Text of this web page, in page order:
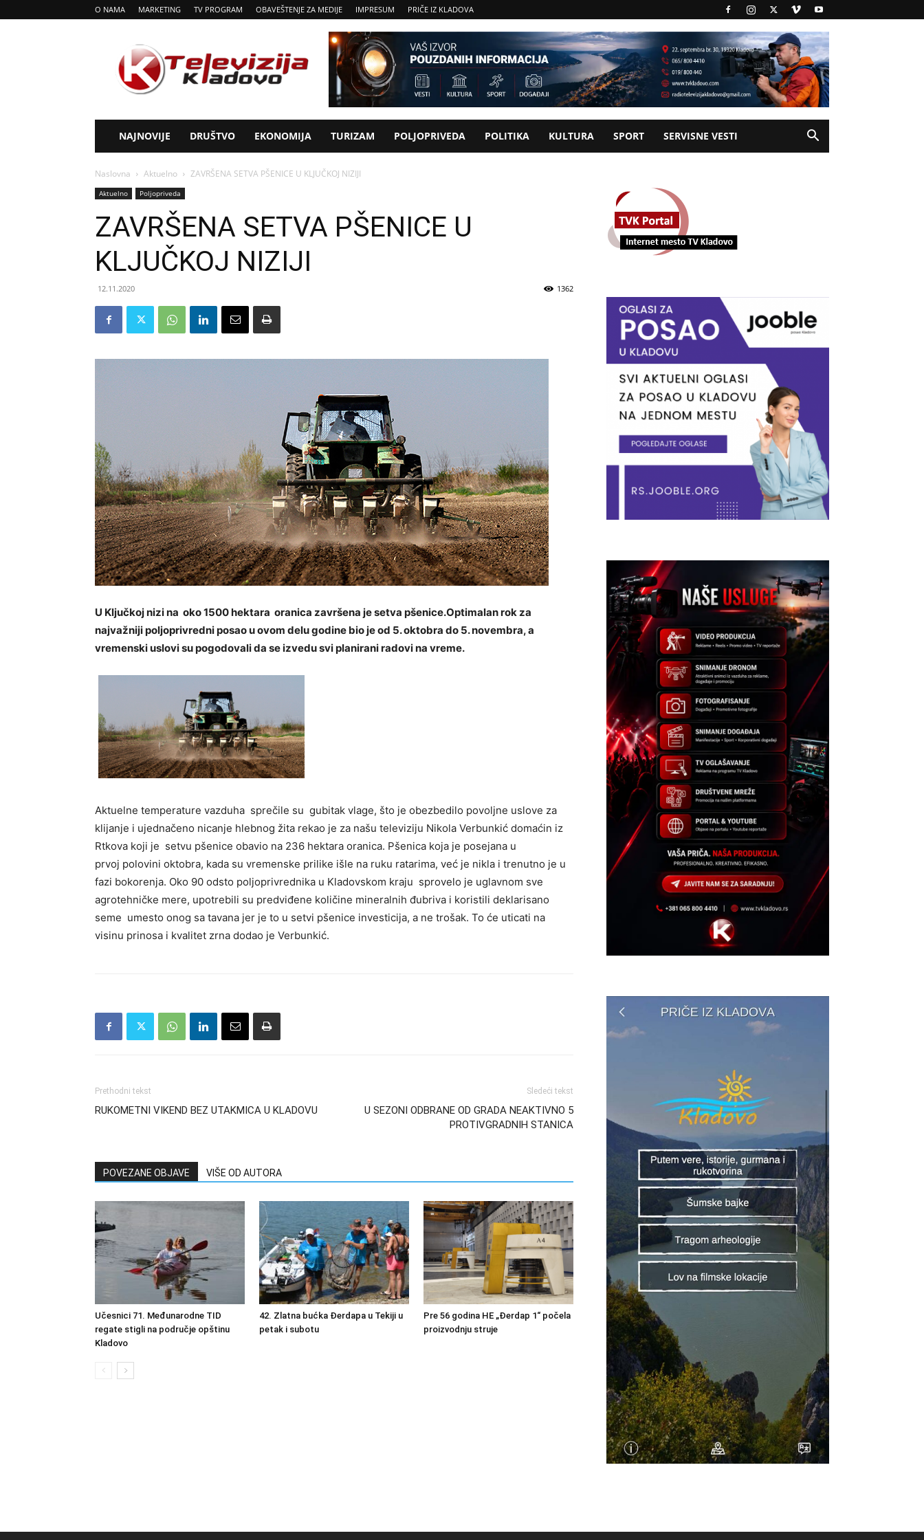
O NAMA MARKETING TV PROGRAM OBAVEŠTENJE ZA MEDIJE IMPRESUM PRIČE IZ KLADOVA
Tv
Kladovo
NAJNOVIJE DRUŠTVO EKONOMIJA TURIZAM POLJOPRIVEDA POLITIKA KULTURA SPORT SERVISNE VESTI
Naslovna Aktuelno ZAVRŠENA SETVA PŠENICE U KLJUČKOJ NIZIJI
Aktuelno Poljopriveda
ZAVRŠENA SETVA PŠENICE U
KLJUČKOJ NIZIJI
12.11.2020 1362
U Ključkoj nizi na oko 1500 hektara oranica završena je setva pšenice.Optimalan rok za
najvažniji poljoprivredni posao u ovom delu godine bio je od 5. oktobra do 5. novembra, a
vremenski uslovi su pogodovali da se izvedu svi planirani radovi na vreme.
Aktuelne temperature vazduha sprečile su gubitak vlage, što je obezbedilo povoljne uslove za
klijanje i ujednačeno nicanje hlebnog žita rekao je za našu televiziju Nikola Verbunkić domaćin iz
Rtkova koji je setvu pšenice obavio na 236 hektara oranica. Pšenica koja je posejana u
prvoj polovini oktobra, kada su vremenske prilike išle na ruku ratarima, već je nikla i trenutno je u
fazi bokorenja. Oko 90 odsto poljoprivrednika u Kladovskom kraju sprovelo je uglavnom sve
agrotehničke mere, upotrebili su predviđene količine mineralnih đubriva i koristili deklarisano
seme umesto onog sa tavana jer je to u setvi pšenice investicija, a ne trošak. To će uticati na
visinu prinosa i kvalitet zrna dodao je Verbunkić.
Prethodni tekst
RUKOMETNI VIKEND BEZ UTAKMICA U KLADOVU
Sledeći tekst
U SEZONI ODBRANE OD GRADA NEAKTIVNO 5
PROTIVGRADNIH STANICA
POVEZANE OBJAVE VIŠE OD AUTORA
Učesnici 71. Međunarodne TID
regate stigli na područje opštinu
Kladovo
42. Zlatna bućka Đerdapa u Tekiji u
petak i subotu
Pre 56 godina HE „Đerdap 1“ počela
proizvodnju struje